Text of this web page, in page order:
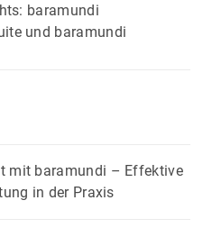
baramundi
und baramundi
mit baramundi – Effektive
in der Praxis